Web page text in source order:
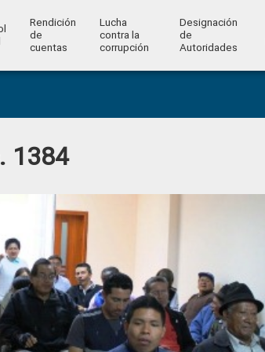
Rendición
de
cuentas
Lucha
contra la
corrupción
Designación
de
Autoridades
1384